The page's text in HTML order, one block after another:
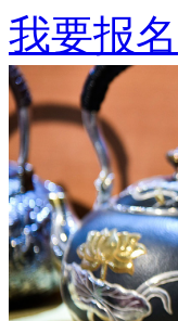
我要报名